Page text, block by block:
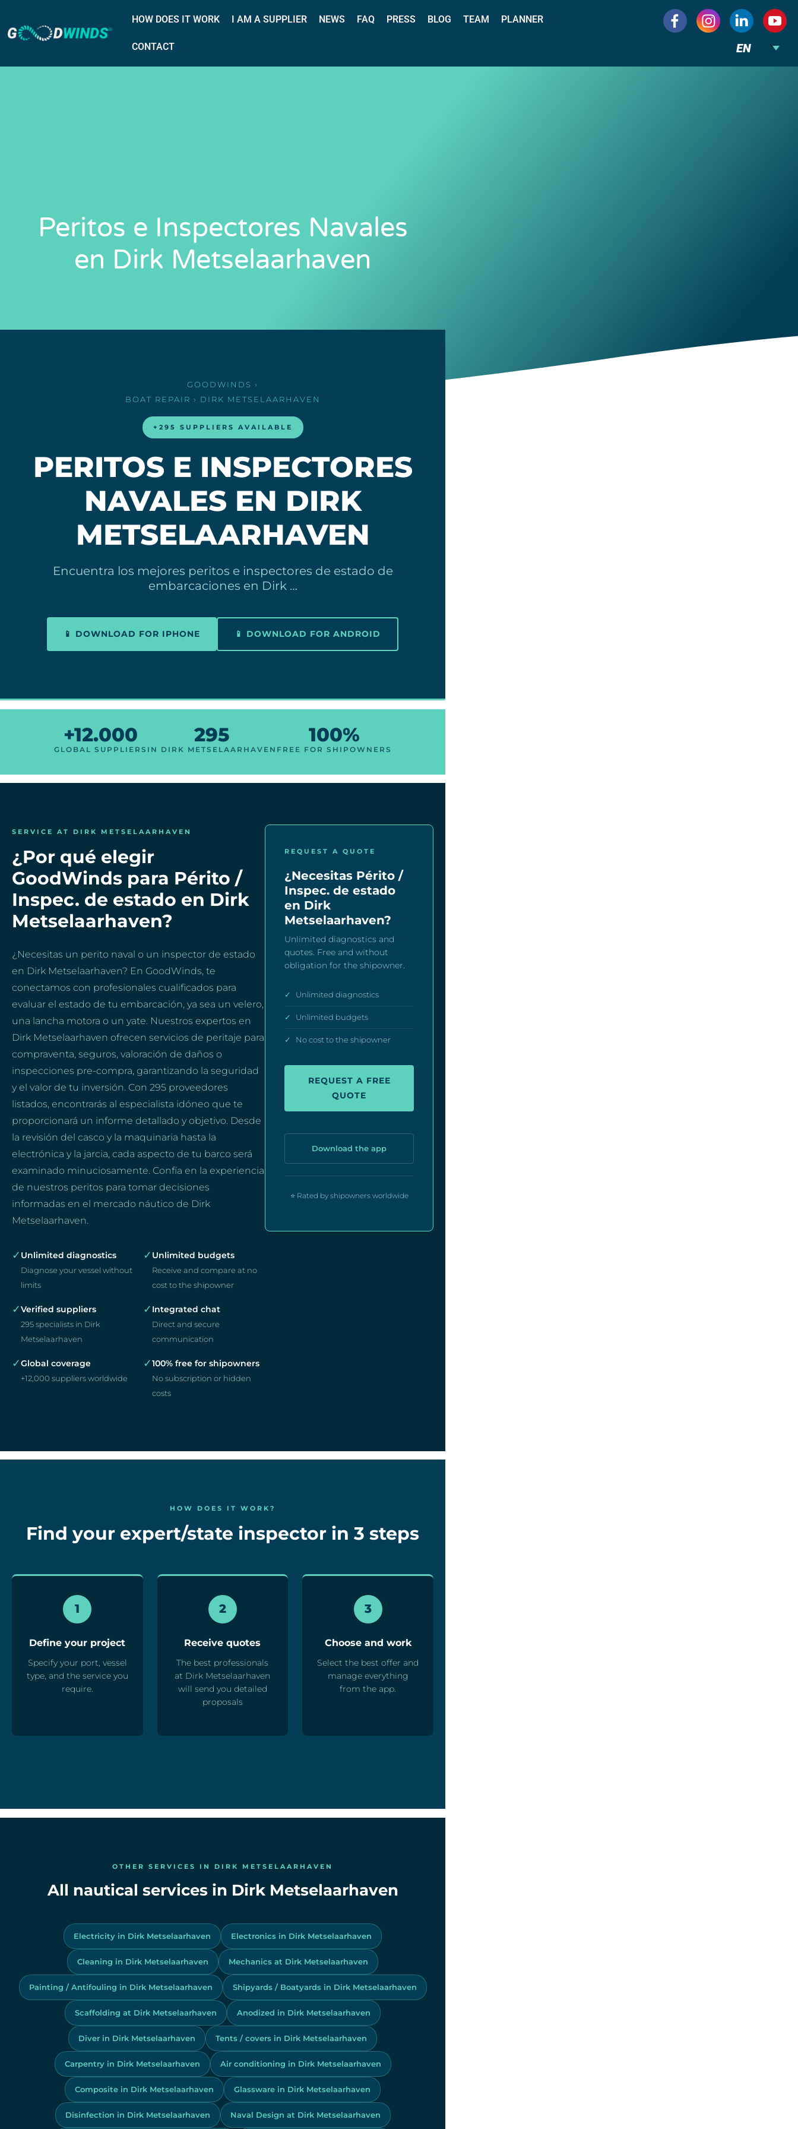
HOW DOES IT WORK I AM A SUPPLIER NEWS FAQ PRESS BLOG TEAM PLANNER
CONTACT EN
Peritos e Inspectores Navales
en Dirk Metselaarhaven
GOODWINDS ›
BOAT REPAIR › DIRK METSELAARHAVEN
+295 SUPPLIERS AVAILABLE
PERITOS E INSPECTORES
NAVALES EN DIRK
METSELAARHAVEN
Encuentra los mejores peritos e inspectores de estado de
embarcaciones en Dirk …
📱 DOWNLOAD FOR IPHONE 📱 DOWNLOAD FOR ANDROID
+12.000
GLOBAL SUPPLIERS
295
IN DIRK METSELAARHAVEN
100%
FREE FOR SHIPOWNERS
SERVICE AT DIRK METSELAARHAVEN
¿Por qué elegir
GoodWinds para Périto /
Inspec. de estado en Dirk
Metselaarhaven?
¿Necesitas un perito naval o un inspector de estado
en Dirk Metselaarhaven? En GoodWinds, te
conectamos con profesionales cualificados para
evaluar el estado de tu embarcación, ya sea un velero,
una lancha motora o un yate. Nuestros expertos en
Dirk Metselaarhaven ofrecen servicios de peritaje para
compraventa, seguros, valoración de daños o
inspecciones pre-compra, garantizando la seguridad
y el valor de tu inversión. Con 295 proveedores
listados, encontrarás al especialista idóneo que te
proporcionará un informe detallado y objetivo. Desde
la revisión del casco y la maquinaria hasta la
electrónica y la jarcia, cada aspecto de tu barco será
examinado minuciosamente. Confía en la experiencia
de nuestros peritos para tomar decisiones
informadas en el mercado náutico de Dirk
Metselaarhaven.
✓ Unlimited diagnostics
Diagnose your vessel without
limits
✓ Unlimited budgets
Receive and compare at no
cost to the shipowner
✓Verified suppliers
295 specialists in Dirk
Metselaarhaven
✓ Integrated chat
Direct and secure
communication
✓Global coverage
+12,000 suppliers worldwide
✓100% free for shipowners
No subscription or hidden
costs
REQUEST A QUOTE
¿Necesitas Périto /
Inspec. de estado
en Dirk
Metselaarhaven?
Unlimited diagnostics and
quotes. Free and without
obligation for the shipowner.
✓ Unlimited diagnostics
✓ Unlimited budgets
✓ No cost to the shipowner
REQUEST A FREE
QUOTE
Download the app
⭐ Rated by shipowners worldwide
HOW DOES IT WORK?
Find your expert/state inspector in 3 steps
1
Define your project
Specify your port, vessel
type, and the service you
require.
2
Receive quotes
The best professionals
at Dirk Metselaarhaven
will send you detailed
proposals
3
Choose and work
Select the best offer and
manage everything
from the app.
OTHER SERVICES IN DIRK METSELAARHAVEN
All nautical services in Dirk Metselaarhaven
Electricity in Dirk Metselaarhaven Electronics in Dirk Metselaarhaven
Cleaning in Dirk Metselaarhaven Mechanics at Dirk Metselaarhaven
Painting / Antifouling in Dirk Metselaarhaven Shipyards / Boatyards in Dirk Metselaarhaven
Scaffolding at Dirk Metselaarhaven Anodized in Dirk Metselaarhaven
Diver in Dirk Metselaarhaven Tents / covers in Dirk Metselaarhaven
Carpentry in Dirk Metselaarhaven Air conditioning in Dirk Metselaarhaven
Composite in Dirk Metselaarhaven Glassware in Dirk Metselaarhaven
Disinfection in Dirk Metselaarhaven Naval Design at Dirk Metselaarhaven